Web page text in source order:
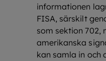
informationen
FISA, särskilt
som sektion
amerikanska
kan samla in och